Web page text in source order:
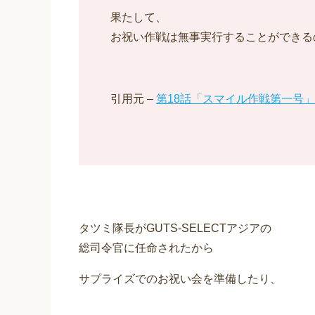
果たして、
お祝い作戦は無事実行することができ
引用元 – 第18話「スマイル作戦第一号」
タツミ隊長がGUTS-SELECTアジアの
総司令官に任命されたから
サプライズでのお祝い会を準備したり、